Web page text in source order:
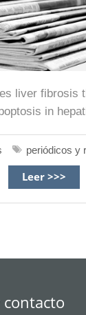
liver fibrosis
in
periódicos y
Leer >>>
contacto